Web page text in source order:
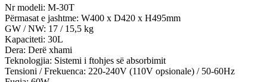
Nr modeli: M-30T
Përmasat e jashtme: W400 x D420 x H495mm
GW / NW: 17 / 15,5 kg
Kapaciteti: 30L
Dera: Derë xhami
Teknologjia: Sistemi i ftohjes së absorbimit
Tensioni / Frekuenca: 220-240V (110V opsionale) / 50-60Hz